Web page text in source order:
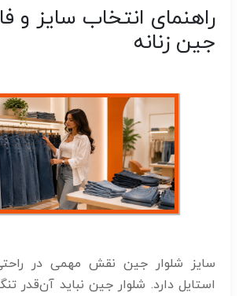
راهنمای انتخاب سایز و
جین زنانه
سایز شلوار جین نقش مهمی در
استایل دارد. شلوار جین نباید آن‌قدر